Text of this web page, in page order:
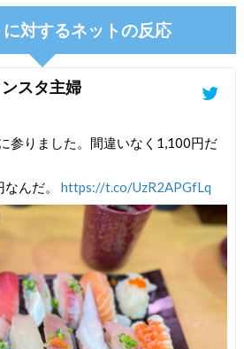
対するネットの反応
スタ主婦
参りました。間違いなく1,100円だ
んだ。 https://t.co/UzR2APGfLq